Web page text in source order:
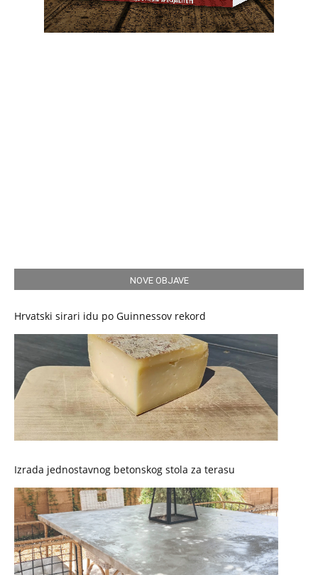
NOVE OBJAVE
Hrvatski sirari idu po Guinnessov rekord
Izrada jednostavnog betonskog stola za terasu